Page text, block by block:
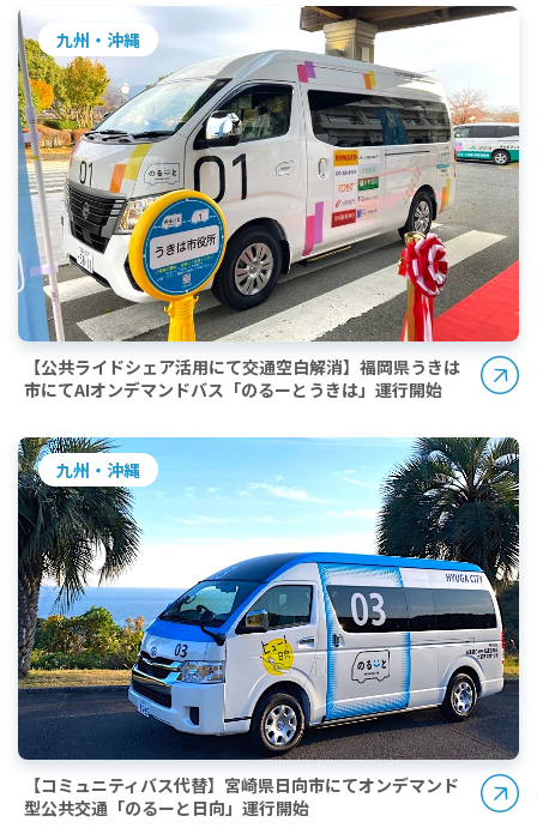
九州・沖縄
【公共ライドシェア活用にて交通空白解消】福岡県うきは
市にてAIオンデマンドバス「のるーとうきは」運行開始
九州・沖縄
【コミュニティバス代替】宮崎県日向市にてオンデマンド
型公共交通「のるーと日向」運行開始